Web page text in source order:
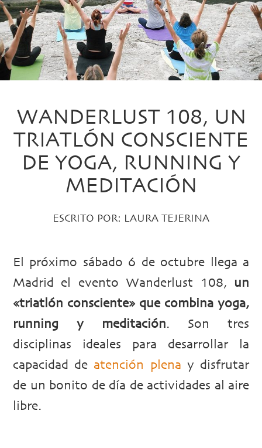
WANDERLUST 108, UN
TRIATLÓN CONSCIENTE
DE YOGA, RUNNING Y
MEDITACIÓN
ESCRITO POR: LAURA TEJERINA
El próximo sábado 6 de octubre llega a
Madrid el evento Wanderlust 108, un
«triatlón consciente» que combina yoga,
running y meditación. Son tres
disciplinas ideales para desarrollar la
capacidad de atención plena y disfrutar
de un bonito de día de actividades al aire
libre.